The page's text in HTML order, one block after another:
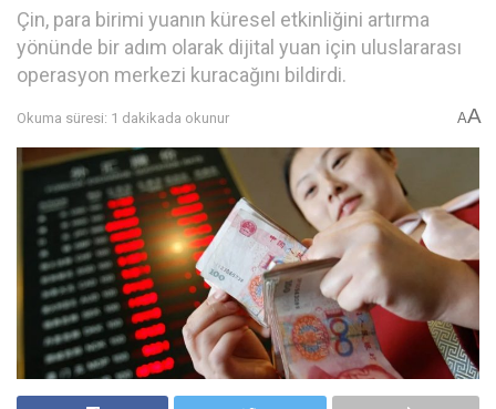
Çin, para birimi yuanın küresel etkinliğini artırma
yönünde bir adım olarak dijital yuan için uluslararası
operasyon merkezi kuracağını bildirdi.
Okuma süresi: 1 dakikada okunur AA